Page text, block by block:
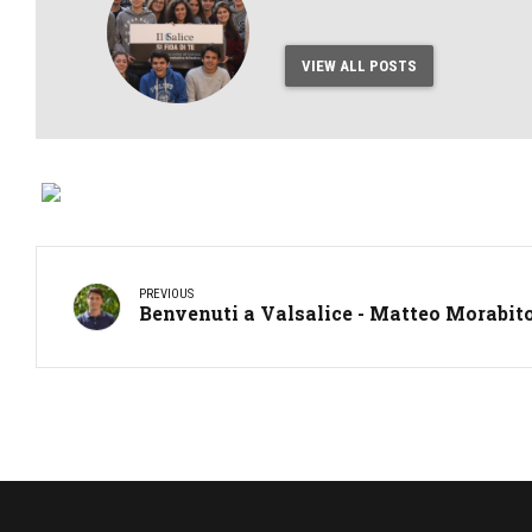
VIEW ALL POSTS
PREVIOUS
Benvenuti a Valsalice - Matteo